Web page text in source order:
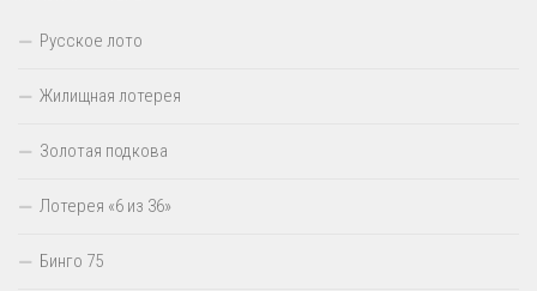
Русское лото
Жилищная лотерея
Золотая подкова
Лотерея «6 из 36»
Бинго 75